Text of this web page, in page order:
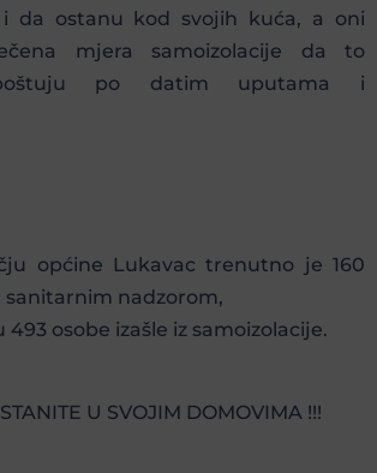
i da ostanu kod svojih kuća, a oni
mjera samoizolacije da to
po datim uputama i
općine Lukavac trenutno je 160
sanitarnim nadzorom,
493 osobe izašle iz samoizolacije.
U SVOJIM DOMOVIMA !!!